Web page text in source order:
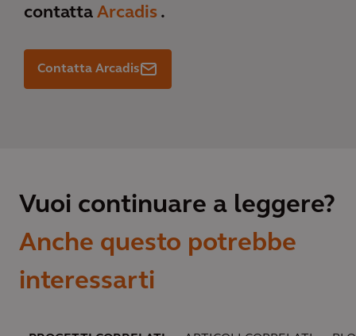
contatta Arcadis .
Contatta Arcadis
Vuoi continuare a leggere?
Anche questo potrebbe
interessarti